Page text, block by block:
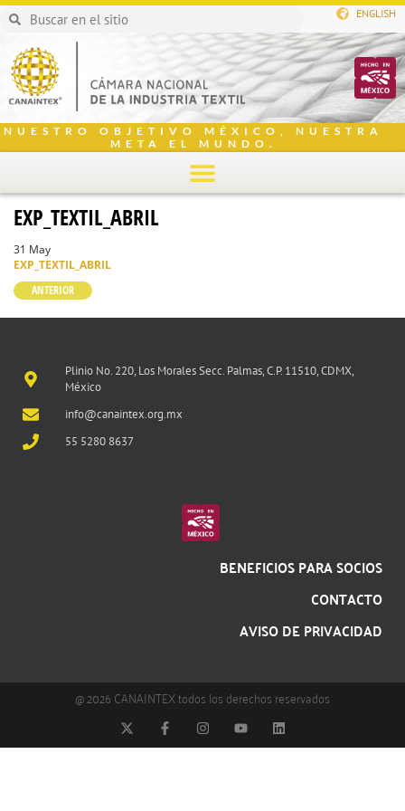
ENGLISH
NUESTRO OBJETIVO MÉXICO, NUESTRA
META EL MUNDO.
EXP_TEXTIL_ABRIL
31 May
EXP_TEXTIL_ABRIL
ANTERIOR
Plinio No. 220, Los Morales Secc. Palmas, C.P. 11510, CDMX,
México
info@canaintex.org.mx
55 5280 8637
BENEFICIOS PARA SOCIOS
CONTACTO
AVISO DE PRIVACIDAD
@ 2026 CANAINTEX todos los derechos reservados